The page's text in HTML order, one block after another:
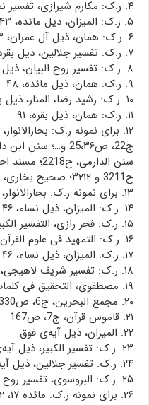
۴. ر.ک: مکارم شیرازی، تفسیر نمونه، ذیل آیه‌ی فوق
۵. ر.ک: المیزان، ذیل مائده، ۴۳
۶. ر.ک: همان، ذیل آل عمران، ۳
۷. ر.ک: تفسیر جلالین، ذیل بقره، ۴۱
۸. ر.ک: تفسیر روح البیان، ذیل بقره، ۸۹
۹. ر.ک: همان، ذیل مائده، ۴۸
۱۰. ر.ک: رشید رضا، المنار، ذیل بقره، ۴۱
۱۱. ر.ک: همان، ذیل بقره، ۹۱
ح3211 و ۳۲۱۲؛ صحیح بخاری، ح3363 و…
۱۳. برای نمونه ر.ک: بحارالانوار، ج89، ص ۷۸، ۸۷، ۹۵ و ۱۰۴
۱۴. ر.ک: المیزان، ذیل نساء، ۴۶
۱۵. ر.ک: فخر رازی، التفسیر الکبیر، ذیل مائده، ۱۳
۱۶. ر.ک: التمهید فی علوم القرآن، ج8، ص108
۱۷. ر.ک: المیزان، ذیل نساء، ۴۶
۱۸. ر.ک: تفسیر شریف لاهیجی، ذیل نساء، ۴۶
۱۹. مصطفوی، التحقیق فی کلمات القرآن الکریم، ج11، ص290
۲۰. مجمع البحرین، ج6، ص330
۲۱. قاموس قرآن، ج7، ص167
۲۲. المیزان، ذیل آیه‌ی فوق
۲۳. ر.ک: تفسیر الکبیر، ذیل آیه‌ی فوق
۲۴. ر.ک: تفسیر جلالین، ذیل آیه‌ی فوق
۲۵. ر.ک: البروسوی، تفسیر روح البیان، ذیل آیه‌ی فوق
۲۶. برای نمونه ر.ک: مائده ۱۷، ۷۲-۷۵ و…